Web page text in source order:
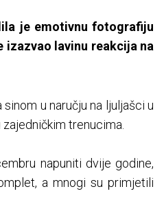
je emotivnu fotografiju
izazvao lavinu reakcija na
u naručju na ljuljašci u
zajedničkim trenucima.
napuniti dvije godine,
a mnogi su primjetili